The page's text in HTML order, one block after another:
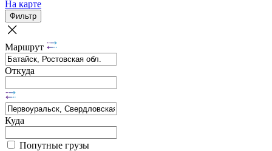
На карте
Фильтр
Маршрут
Откуда
Куда
Попутные грузы